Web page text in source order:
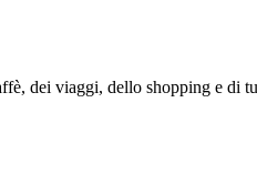
dei viaggi, dello shopping e di